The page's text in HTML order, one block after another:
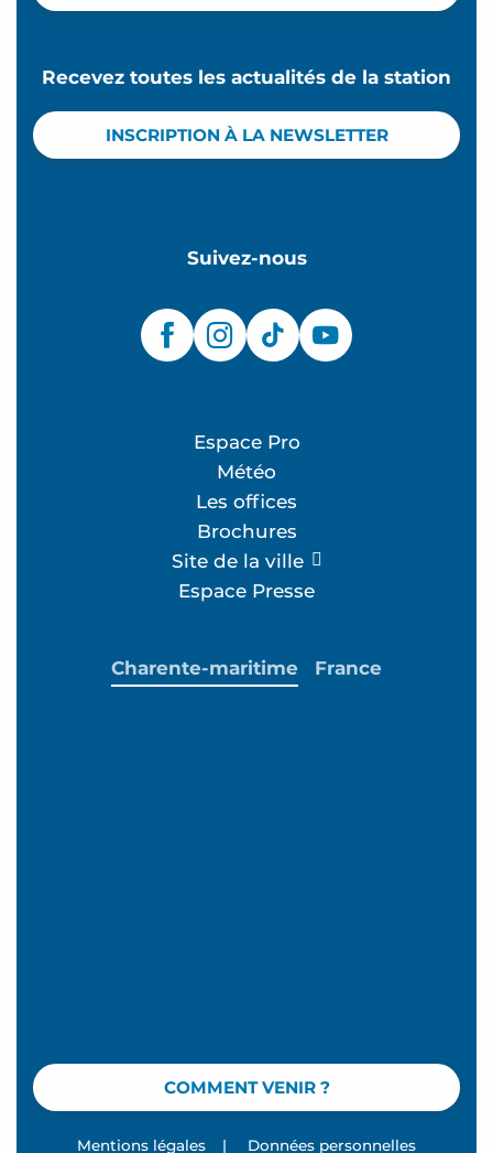
Recevez toutes les actualités de la station
INSCRIPTION À LA NEWSLETTER
Suivez-nous
Espace Pro
Météo
Les offices
Brochures
Site de la ville
Espace Presse
COMMENT VENIR ?
Charente-maritime France
Mentions légales | Données personnelles